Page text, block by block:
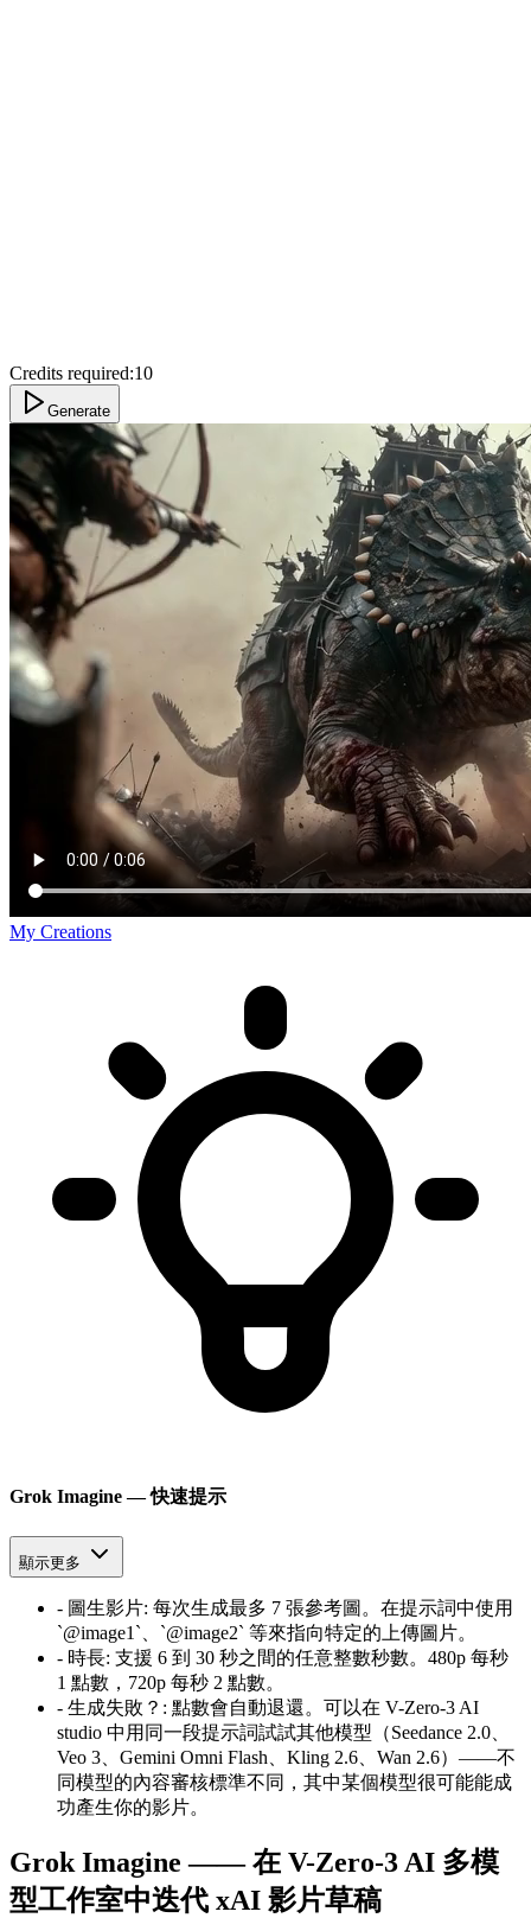
Credits required:10
Generate
My Creations
Grok Imagine — 快速提示
顯示更多
- 圖生影片: 每次生成最多 7 張參考圖。在提示詞中使用
`@image1`、`@image2` 等來指向特定的上傳圖片。
- 時長: 支援 6 到 30 秒之間的任意整數秒數。480p 每秒
1 點數，720p 每秒 2 點數。
- 生成失敗？ : 點數會自動退還。可以在 V-Zero-3 AI
studio 中用同一段提示詞試試其他模型（Seedance 2.0、
Veo 3、Gemini Omni Flash、Kling 2.6、Wan 2.6）——不
同模型的內容審核標準不同，其中某個模型很可能能成
功產生你的影片。
Grok Imagine —— 在 V-Zero-3 AI 多模
型工作室中迭代 xAI 影片草稿